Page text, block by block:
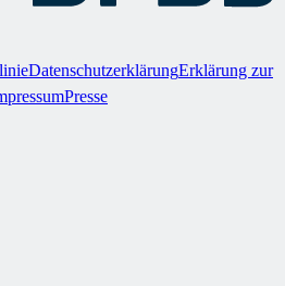
DatenschutzerklärungErklärung zur
Presse